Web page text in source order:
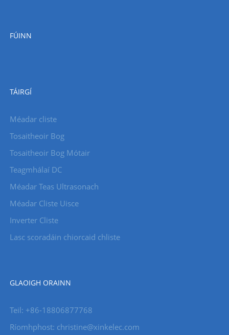
FÚINN
TÁIRGÍ
Méadar cliste
Tosaitheoir Bog
Tosaitheoir Bog Mótair
Teagmhálaí DC
Méadar Teas Ultrasonach
Méadar Cliste Uisce
Inverter Cliste
Lasc scoradáin chiorcaid chliste
GLAOIGH ORAINN
Teil: +86-18806877768
Ríomhphost: christine@xinkelec.com